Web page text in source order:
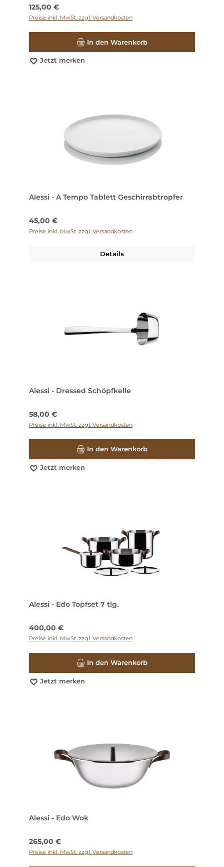
Regulärer Preis:
125,00 €
Preise inkl. MwSt. zzgl. Versandkosten
In den Warenkorb
Jetzt merken
Alessi - A Tempo Tablett Geschirrabtropfer
Regulärer Preis:
45,00 €
Preise inkl. MwSt. zzgl. Versandkosten
Details
Alessi - Dressed Schöpfkelle
Regulärer Preis:
58,00 €
Preise inkl. MwSt. zzgl. Versandkosten
In den Warenkorb
Jetzt merken
Alessi - Edo Topfset 7 tlg.
Regulärer Preis:
400,00 €
Preise inkl. MwSt. zzgl. Versandkosten
In den Warenkorb
Jetzt merken
Alessi - Edo Wok
Regulärer Preis:
265,00 €
Preise inkl. MwSt. zzgl. Versandkosten